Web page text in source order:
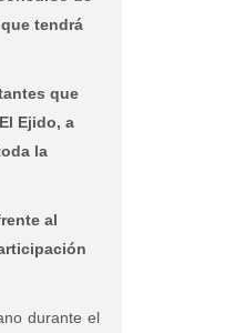
tendrá
que
Ejido, a
la
al
durante el